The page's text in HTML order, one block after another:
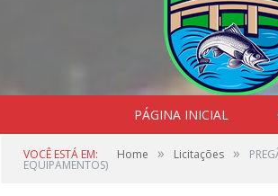
PÁGINA INICIAL
VOCÊ ESTÁ EM: Home » Licitações »
EQUIPAMENTOS)